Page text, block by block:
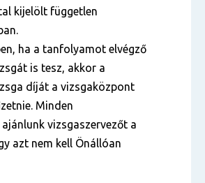
kijelölt független
ha a tanfolyamot elvégző
is tesz, akkor a
díját a vizsgaközpont
Minden
vizsgaszervezőt a
azt nem kell Önállóan